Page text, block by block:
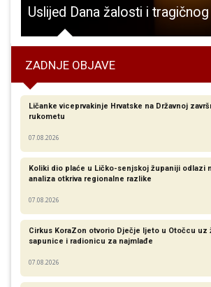
ZADNJE OBJAVE
Ličanke viceprvakinje Hrvatske na Državnoj
rukometu
07.08.2026
Koliki dio plaće u Ličko-senjskoj županiji odlazi
analiza otkriva regionalne razlike​
07.08.2026
Cirkus KoraZon otvorio Dječje ljeto u Otočcu uz
sapunice i radionicu za najmlađe
07.08.2026